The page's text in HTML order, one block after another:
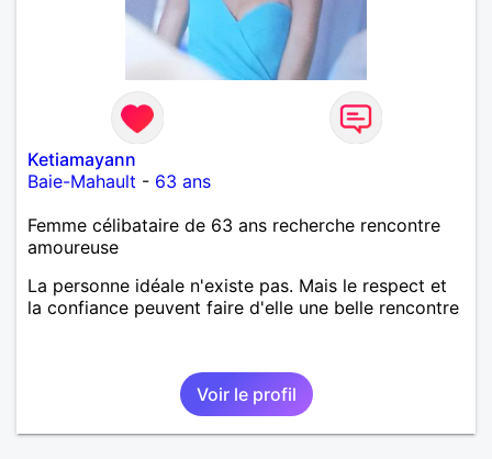
Ketiamayann
Baie-Mahault - 63 ans
Femme célibataire de 63 ans recherche rencontre
amoureuse
La personne idéale n'existe pas. Mais le respect et
la confiance peuvent faire d'elle une belle rencontre
Voir le profil